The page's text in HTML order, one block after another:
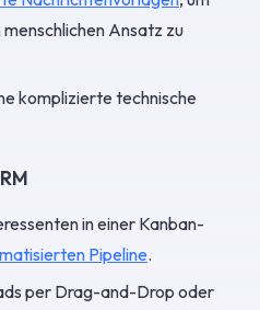
Ansatz zu
komplizierte technische
in einer Kanban-
Pipeline.
per Drag-and-Drop oder